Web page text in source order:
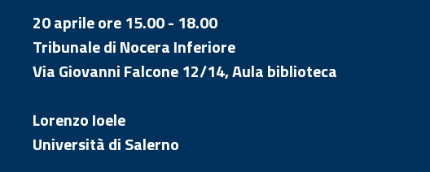
20 aprile ore 15.00 - 18.00
Tribunale di Nocera Inferiore
Via Giovanni Falcone 12/14, Aula biblioteca
Lorenzo Ioele
Università di Salerno